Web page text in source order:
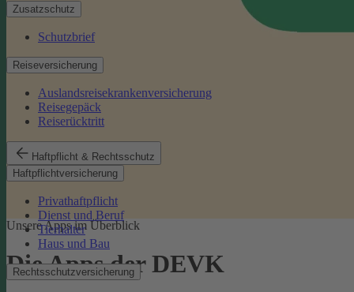
Zusatzschutz
Schutzbrief
Reiseversicherung
Auslandsreisekrankenversicherung
Reisegepäck
Reiserücktritt
Haftpflicht & Rechtsschutz
Haftpflichtversicherung
Privathaftpflicht
Dienst und Beruf
Tierhalter
Haus und Bau
Rechtsschutzversicherung
Unsere Apps im Überblick
Die Apps der DEVK